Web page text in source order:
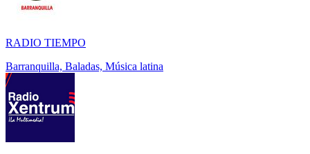
RADIO TIEMPO
Barranquilla, Baladas, Música latina